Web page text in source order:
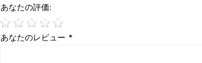
あなたの評価:
あなたのレビュー *